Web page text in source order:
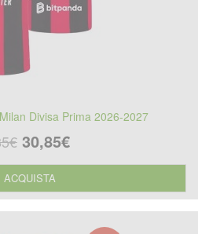
Divisa Prima 2026-2027
30,85€
ACQUISTA